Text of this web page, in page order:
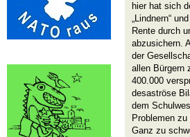
hier hat sich
„Lindnern“
Rente durch
abzusichern.
der
allen Bürgern
400.000
desaströse
dem
Problemen
Ganz zu